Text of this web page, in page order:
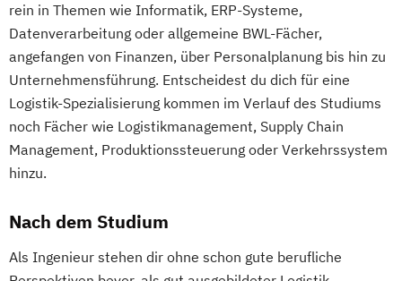
rein in Themen wie Informatik, ERP-Systeme,
Datenverarbeitung oder allgemeine BWL-Fächer,
angefangen von Finanzen, über Personalplanung bis hin zu
Unternehmensführung. Entscheidest du dich für eine
Logistik-Spezialisierung kommen im Verlauf des Studiums
noch Fächer wie Logistikmanagement, Supply Chain
Management, Produktionssteuerung oder Verkehrssystem
hinzu.
Nach dem Studium
Als Ingenieur stehen dir ohne schon gute berufliche